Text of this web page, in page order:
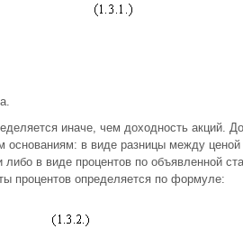
иначе, чем доходность акций.
основаниям: в виде разницы между ценой
либо в виде процентов по объявленной
процентов определяется по формуле: